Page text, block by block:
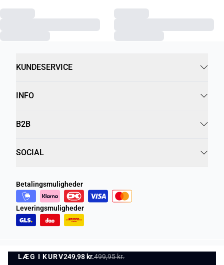
LÆG I KURV249,98 kr.499,95 kr.
LÆG I KURV
KUNDESERVICE
INFO
B2B
SOCIAL
Betalingsmuligheder
Leveringsmuligheder
Privatlivspolitik Vilkår og betingelser